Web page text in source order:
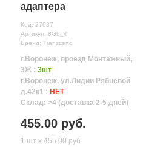
адаптера
Код: 27687
Артикул: 8Gb_4
Бренд: Transcend
г.Воронеж, проезд Монтажный,
3Ж : 3шт
г.Воронеж, ул.Лидии Рябцевой
д.42к1 : НЕТ
Склад: >4 (доставка 2-5 дней)
455.00 руб.
1 шт х 455.00 руб.